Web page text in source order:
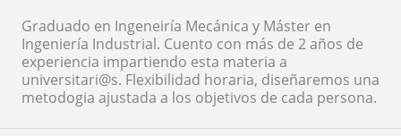
Graduado en Ingeneiría Mecánica y Máster en
Ingeniería Industrial. Cuento con más de 2 años de
experiencia impartiendo esta materia a
universitari@s. Flexibilidad horaria, diseñaremos una
metodogia ajustada a los objetivos de cada persona.